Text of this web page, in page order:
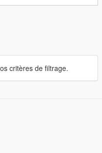
critères de filtrage.